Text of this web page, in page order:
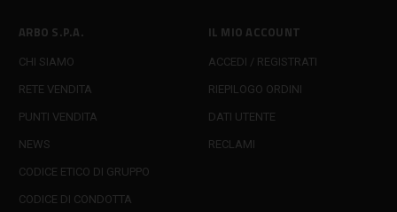
ARBO S.P.A.
CHI SIAMO
RETE VENDITA
PUNTI VENDITA
NEWS
CODICE ETICO DI GRUPPO
CODICE DI CONDOTTA
IL MIO ACCOUNT
ACCEDI / REGISTRATI
RIEPILOGO ORDINI
DATI UTENTE
RECLAMI